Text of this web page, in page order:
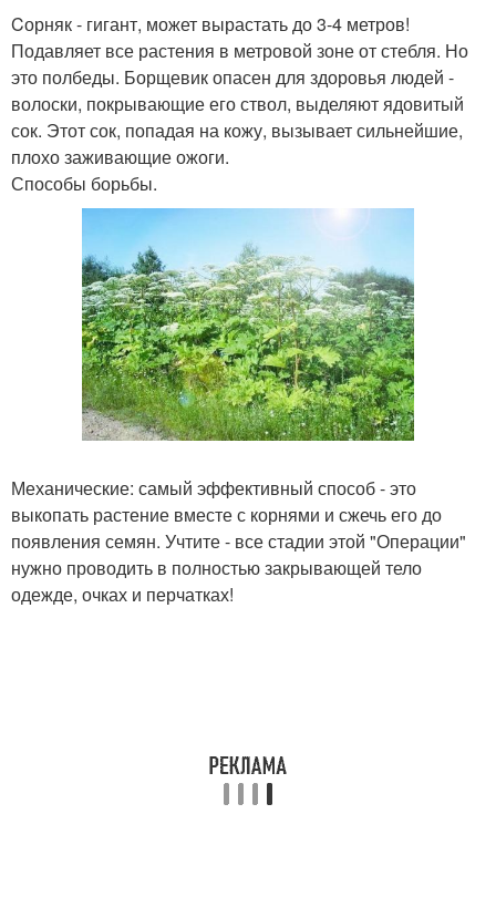
Cорняк - гигант, может вырастать до 3-4 метров!
Подавляет все растения в метровой зоне от стебля. Но
это полбеды. Борщевик опасен для здоровья людей -
волоски, покрывающие его ствол, выделяют ядовитый
сок. Этот сок, попадая на кожу, вызывает сильнейшие,
плохо заживающие ожоги.
Способы борьбы.
Механические: самый эффективный способ - это
выкопать растение вместе с корнями и сжечь его до
появления семян. Учтите - все стадии этой "Операции"
нужно проводить в полностью закрывающей тело
одежде, очках и перчатках!